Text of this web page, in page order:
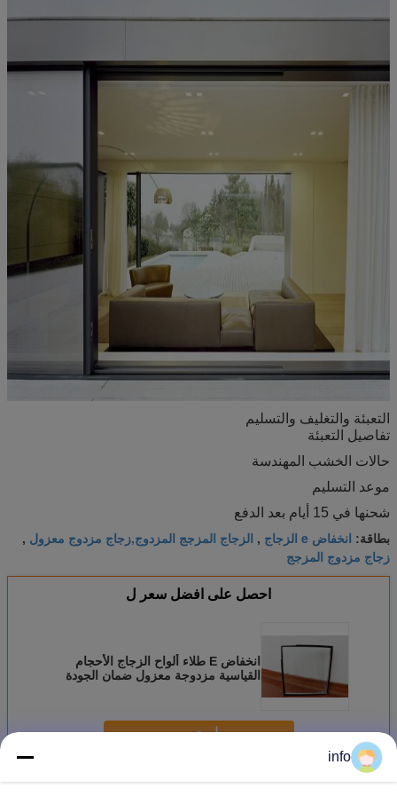
التعبئة والتغليف والتسليم
تفاصيل التعبئة
حالات الخشب المهندسة
موعد التسليم
شحنها في 15 أيام بعد الدفع
بطاقة: انخفاض e الزجاج , الزجاج المزجج المزدوج,زجاج مزدوج معزول ,
زجاج مزدوج المزجج
احصل على افضل سعر ل
انخفاض E طلاء ألواح الزجاج الأحجام
القياسية مزدوجة معزول ضمان الجودة
استمر
أكثرلوحات زجاجية معزولة
info